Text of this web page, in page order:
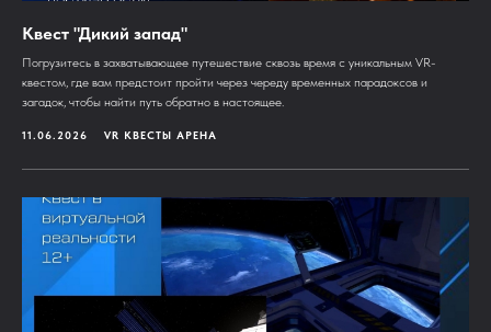
Квест "Дикий запад"
Погрузитесь в захватывающее путешествие сквозь время с уникальным VR-
квестом, где вам предстоит пройти через череду временных парадоксов и
загадок, чтобы найти путь обратно в настоящее.
11.06.2026 VR КВЕСТЫ АРЕНА